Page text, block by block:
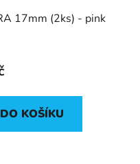
17mm (2ks) - pink
DO KOŠÍKU